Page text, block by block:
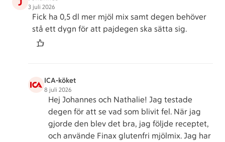
3 juli 2026
Fick ha 0,5 dl mer mjöl mix samt degen behöver
stå ett dygn för att pajdegen ska sätta sig.
ICA-köket
8 juli 2026
Hej Johannes och Nathalie! Jag testade
degen för att se vad som blivit fel. När jag
gjorde den blev det bra, jag följde receptet,
och använde Finax glutenfri mjölmix. Jag har